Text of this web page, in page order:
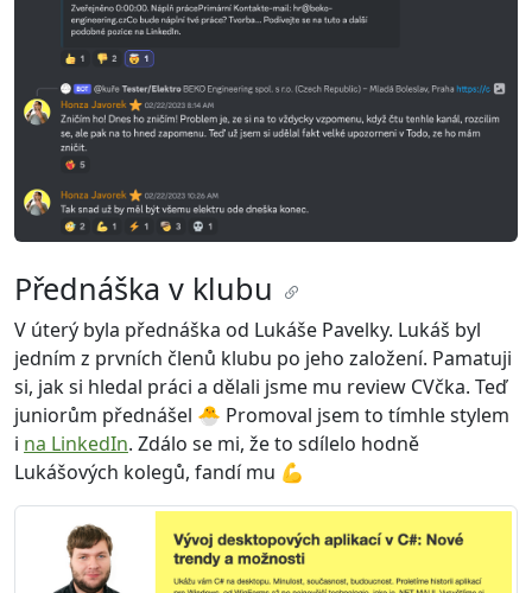
Přednáška v klubu
V úterý byla přednáška od Lukáše Pavelky. Lukáš byl
jedním z prvních členů klubu po jeho založení. Pamatuji
si, jak si hledal práci a dělali jsme mu review CVčka. Teď
juniorům přednášel 🐣 Promoval jsem to tímhle stylem
i na LinkedIn. Zdálo se mi, že to sdílelo hodně
Lukášových kolegů, fandí mu 💪